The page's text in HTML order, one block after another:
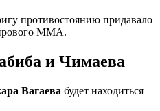
противостоянию придавало
ММА.
и Чимаева
Вагаева будет находиться